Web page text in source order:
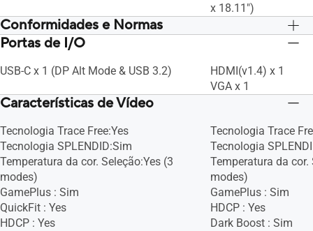
x 18.11")
Conformidades e Normas
TÜV Low Blue Light
TÜV Low Blue Light
Portas de I/O
USB-C x 1 (DP Alt Mode & USB 3.2)
HDMI(v1.4) x 1
VGA x 1
Características de Vídeo
Tecnologia Trace Free:Yes
Tecnologia SPLENDID:Sim
Temperatura da cor. Seleção:Yes (3
modes)
GamePlus : Sim
QuickFit : Yes
HDCP : Yes
Tecnologia Trace
Tecnologia
Temperatura da cor.
modes)
GamePlus : Sim
HDCP : Yes
Dark Boost : Sim